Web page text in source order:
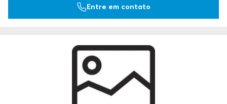
Entre em contato